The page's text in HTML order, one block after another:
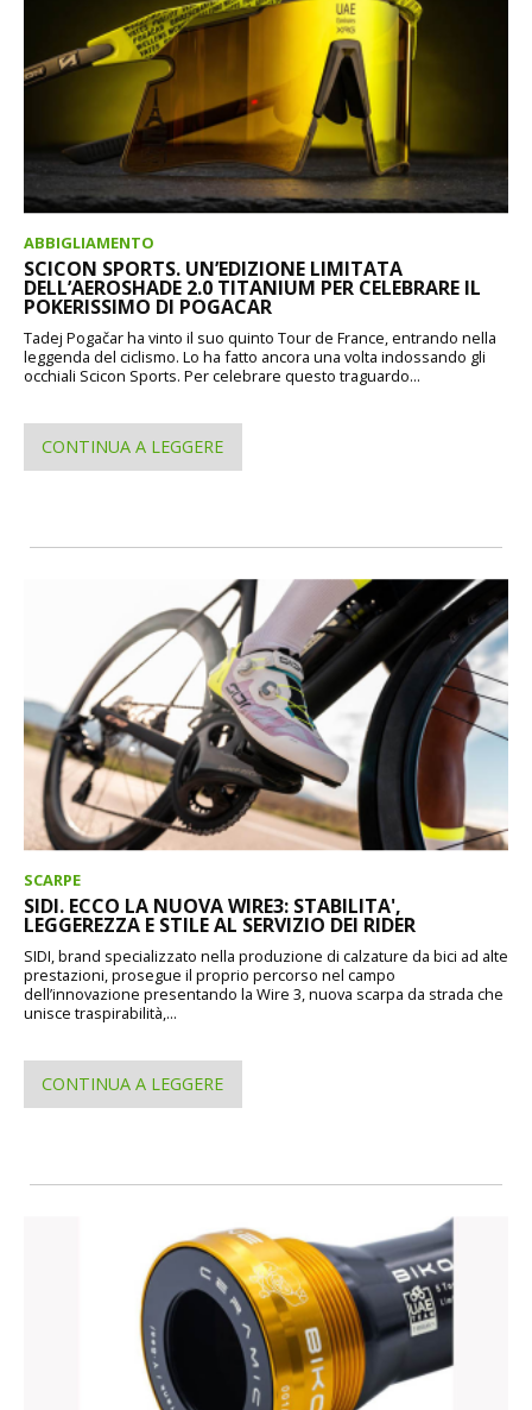
ABBIGLIAMENTO
SCICON SPORTS. UN’EDIZIONE LIMITATA
DELL’AEROSHADE 2.0 TITANIUM PER CELEBRARE IL
POKERISSIMO DI POGACAR
Tadej Pogačar ha vinto il suo quinto Tour de France, entrando nella
leggenda del ciclismo. Lo ha fatto ancora una volta indossando gli
occhiali Scicon Sports. Per celebrare questo traguardo...
CONTINUA A LEGGERE
SCARPE
SIDI. ECCO LA NUOVA WIRE3: STABILITA',
LEGGEREZZA E STILE AL SERVIZIO DEI RIDER
SIDI, brand specializzato nella produzione di calzature da bici ad alte
prestazioni, prosegue il proprio percorso nel campo
dell’innovazione presentando la Wire 3, nuova scarpa da strada che
unisce traspirabilità,...
CONTINUA A LEGGERE